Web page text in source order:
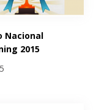
Nacional
2015